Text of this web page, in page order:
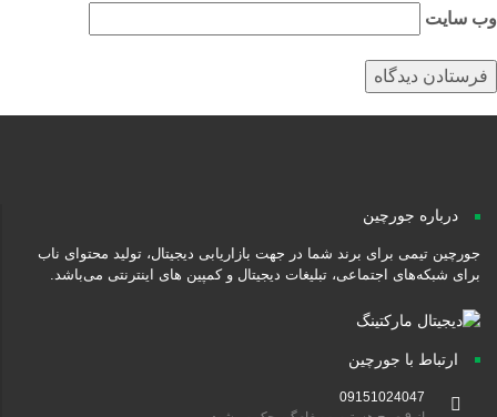
سایت
درباره جورچین
جورچین تیمی برای برند شما در جهت بازاریابی دیجیتال، تولید محتوای ناب
برای شبکه‌های اجتماعی، تبلیغات دیجیتال و کمپین های اینترنتی می‌باشد.
ارتباط با جورچین
09151024047